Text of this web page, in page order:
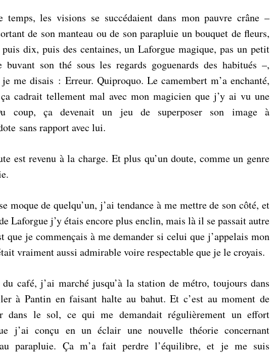
temps, les visions se succédaient dans mon pauvre crâne –
de son manteau ou de son parapluie un bouquet de fleurs,
dix, puis des centaines, un Laforgue magique, pas un petit
buvant son thé sous les regards goguenards des habitués –,
me disais : Erreur. Quiproquo. Le camembert m’a enchanté,
cadrait tellement mal avec mon magicien que j’y ai vu une
coup, ça devenait un jeu de superposer son image à
sans rapport avec lui.
est revenu à la charge. Et plus qu’un doute, comme un genre
moque de quelqu’un, j’ai tendance à me mettre de son côté, et
Laforgue j’y étais encore plus enclin, mais là il se passait autre
que je commençais à me demander si celui que j’appelais mon
vraiment aussi admirable voire respectable que je le croyais.
café, j’ai marché jusqu’à la station de métro, toujours dans
à Pantin en faisant halte au bahut. Et c’est au moment de
dans le sol, ce qui me demandait régulièrement un effort
j’ai conçu en un éclair une nouvelle théorie concernant
parapluie. Ça m’a fait perdre l’équilibre, et je me suis